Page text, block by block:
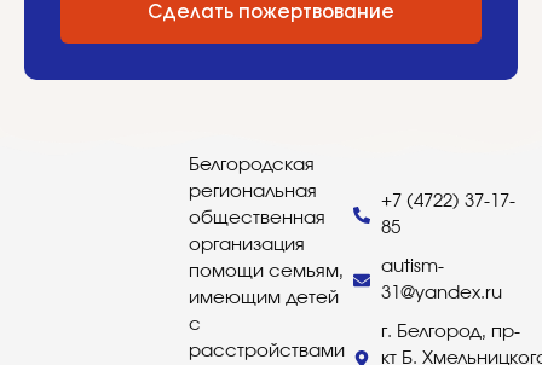
Сделать пожертвование
Белгородская
региональная
общественная
организация
помощи семьям,
имеющим детей
с
расстройствами
+7 (4722) 37-17-
85
autism-
31@yandex.ru
г. Белгород, пр-
кт Б.